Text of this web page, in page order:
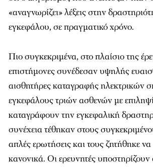
«αναγνωρίζει» λέξεις στην
εγκεφάλου, σε πραγματικό χρόνο.
Πιο συγκεκριμένα, στο πλαίσιο της
επιστήμονες συνέδεσαν υψηλής
αισθητήρες καταγραφής ηλεκτρικών
εγκεφάλους τριών ασθενών με
καταγράφουν την εγκεφαλική
συνέχεια τέθηκαν στους
απλές ερωτήσεις και τους ζητήθηκε
κανονικά. Οι ερευνητές υποστηρίζουν